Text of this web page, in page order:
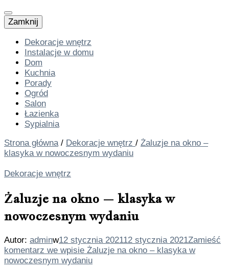
Zamknij
Dekoracje wnętrz
Instalacje w domu
Dom
Kuchnia
Porady
Ogród
Salon
Łazienka
Sypialnia
Strona główna / Dekoracje wnętrz / Żaluzje na okno –
klasyka w nowoczesnym wydaniu
Dekoracje wnętrz
Żaluzje na okno – klasyka w
nowoczesnym wydaniu
Autor: adminw12 stycznia 202112 stycznia 2021Zamieść
komentarz we wpisie Żaluzje na okno – klasyka w
nowoczesnym wydaniu